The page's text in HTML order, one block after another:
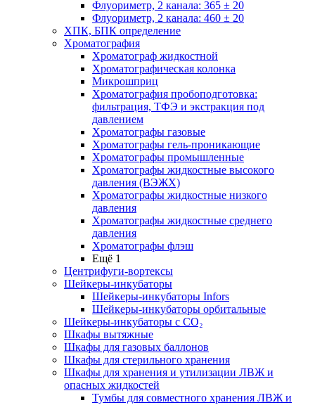
Флуориметр, 2 канала: 365 ± 20
Флуориметр, 2 канала: 460 ± 20
ХПК, БПК определение
Хроматография
Хроматограф жидкостной
Хроматографическая колонка
Микрошприц
Хроматография пробоподготовка:
фильтрация, ТФЭ и экстракция под
давлением
Хроматографы газовые
Хроматографы гель-проникающие
Хроматографы промышленные
Хроматографы жидкостные высокого
давления (ВЭЖХ)
Хроматографы жидкостные низкого
давления
Хроматографы жидкостные среднего
давления
Хроматографы флэш
Ещё 1
Центрифуги-вортексы
Шейкеры-инкубаторы
Шейкеры-инкубаторы Infors
Шейкеры-инкубаторы орбитальные
Шейкеры-инкубаторы с CО₂
Шкафы вытяжные
Шкафы для газовых баллонов
Шкафы для стерильного хранения
Шкафы для хранения и утилизации ЛВЖ и
опасных жидкостей
Тумбы для совместного хранения ЛВЖ и